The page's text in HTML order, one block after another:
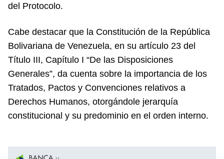
del Protocolo.
Cabe destacar que la Constitución de la República
Bolivariana de Venezuela, en su artículo 23 del
Título III, Capítulo I “De las Disposiciones
Generales”, da cuenta sobre la importancia de los
Tratados, Pactos y Convenciones relativos a
Derechos Humanos, otorgándole jerarquía
constitucional y su predominio en el orden interno.